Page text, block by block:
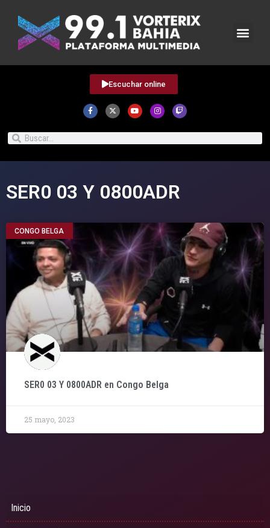
Escuchar online
SER0 03 Y 0800ADR
CONGO BELGA
SER0 03 Y 0800ADR en Congo Belga
25 mayo, 2023
Inicio